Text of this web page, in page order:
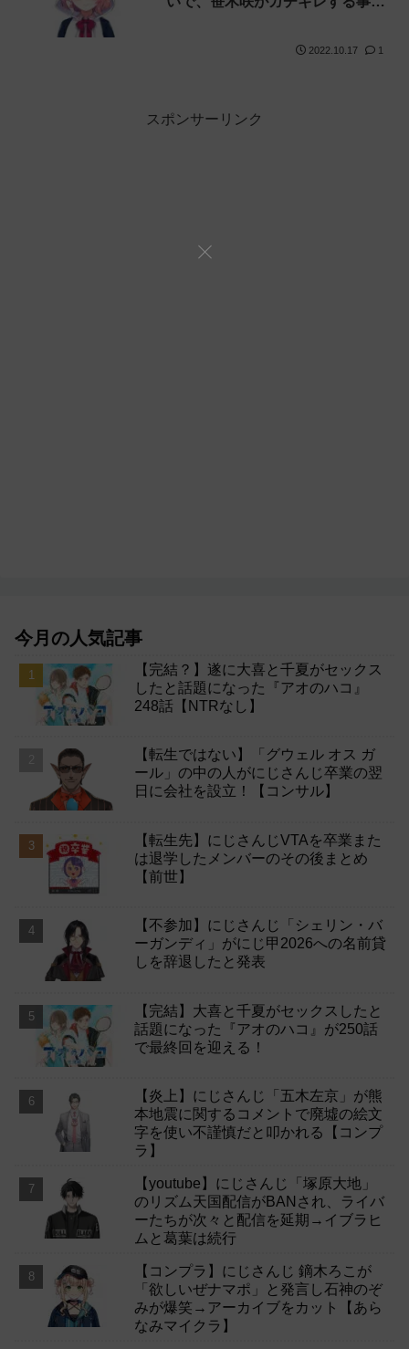
2022.10.17 1
スポンサーリンク
今月の人気記事
【完結？】遂に大喜と千夏がセックス
したと話題になった『アオのハコ』
248話【NTRなし】
【転生ではない】「グウェル オス ガ
ール」の中の人がにじさんじ卒業の翌
日に会社を設立！【コンサル】
【転生先】にじさんじVTAを卒業また
は退学したメンバーのその後まとめ
【前世】
【不参加】にじさんじ「シェリン・バ
ーガンディ」がにじ甲2026への名前貸
しを辞退したと発表
【完結】大喜と千夏がセックスしたと
話題になった『アオのハコ』が250話
で最終回を迎える！
【炎上】にじさんじ「五木左京」が熊
本地震に関するコメントで廃墟の絵文
字を使い不謹慎だと叩かれる【コンプ
ラ】
【youtube】にじさんじ「塚原大地」
のリズム天国配信がBANされ、ライバ
ーたちが次々と配信を延期→イブラヒ
ムと葛葉は続行
【コンプラ】にじさんじ 鏑木ろこが
「欲しいぜナマポ」と発言し石神のぞ
みが爆笑→アーカイブをカット【あら
なみマイクラ】